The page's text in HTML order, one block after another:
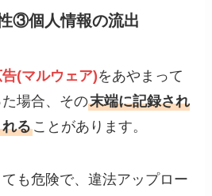
③個人情報の流出
(マルウェア)をあやまって
場合、その末端に記録され
ることがあります。
も危険で、違法アップロー